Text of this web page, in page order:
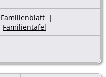
Familienblatt |
Familientafel